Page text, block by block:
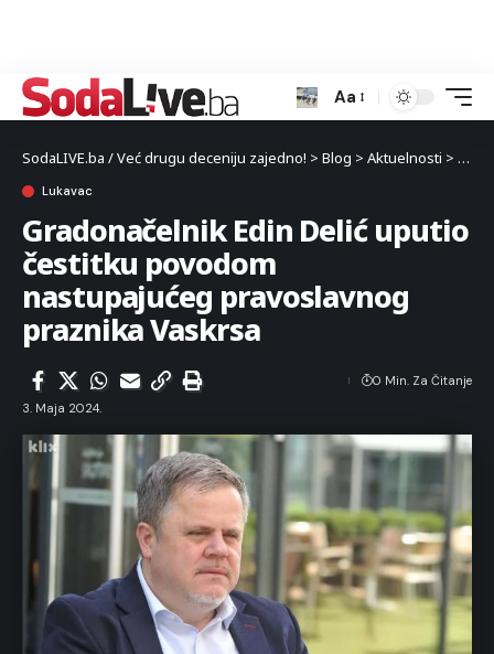
Aa
SodaLIVE.ba / Već drugu deceniju zajedno! > Blog > Aktuelnosti >
Lukavac
Gradonačelnik Edin Delić uputio
čestitku povodom
nastupajućeg pravoslavnog
praznika Vaskrsa
3. Maja 2024.
0 Min. Za Čitanje